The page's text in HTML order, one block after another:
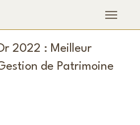
2022 : Meilleur
de Patrimoine